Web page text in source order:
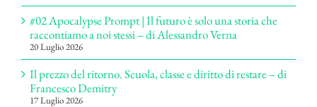
#02 Apocalypse Prompt | Il futuro è solo una storia che
raccontiamo a noi stessi – di Alessandro Verna
20 Luglio 2026
Il prezzo del ritorno. Scuola, classe e diritto di restare – di
Francesco Demitry
17 Luglio 2026